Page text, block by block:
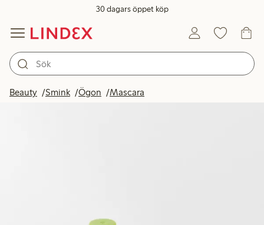
30 dagars öppet köp
Beauty Smink Ögon Mascara